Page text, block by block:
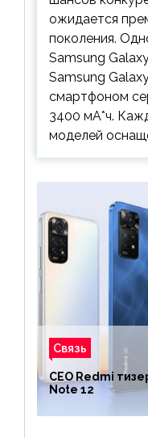
ожидается
поколения.
Samsung
Samsung
смартфоном
3400 мА*ч.
моделей
Связь
CEO Redmi
Note 12